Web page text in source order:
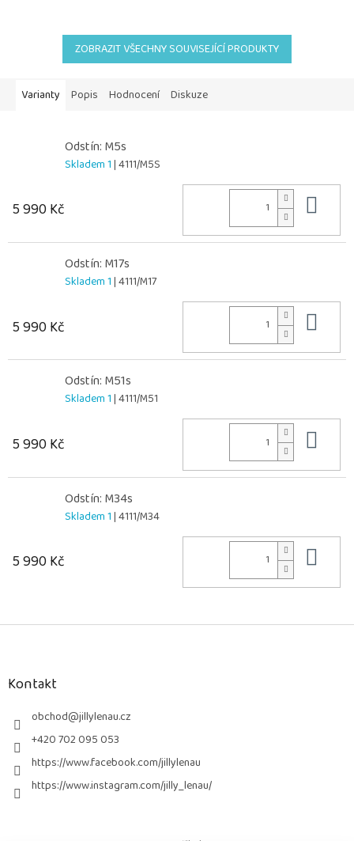
ZOBRAZIT VŠECHNY SOUVISEJÍCÍ PRODUKTY
Varianty Popis Hodnocení Diskuze
Odstín: M5s
Skladem 1| 4111/M5S
5 990 Kč
Odstín: M17s
Skladem 1| 4111/M17
5 990 Kč
Odstín: M51s
Skladem 1| 4111/M51
5 990 Kč
Odstín: M34s
Skladem 1| 4111/M34
5 990 Kč
Z
Kontakt
obchod@jillylenau.cz
+420 702 095 053
https://www.facebook.com/jillylenau
https://www.instagram.com/jilly_lenau/